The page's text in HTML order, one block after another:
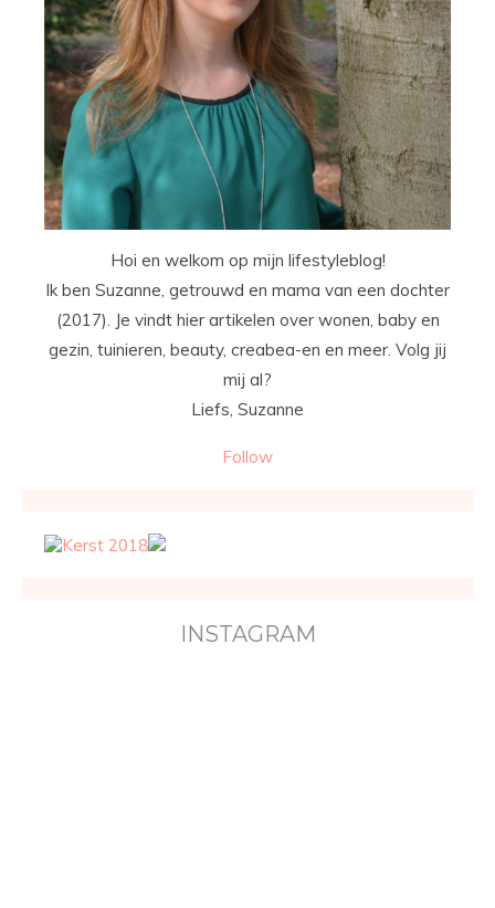
Hoi en welkom op mijn lifestyleblog!
Ik ben Suzanne, getrouwd en mama van een dochter
(2017). Je vindt hier artikelen over wonen, baby en
gezin, tuinieren, beauty, creabea-en en meer. Volg jij
mij al?
Liefs, Suzanne
Follow
INSTAGRAM